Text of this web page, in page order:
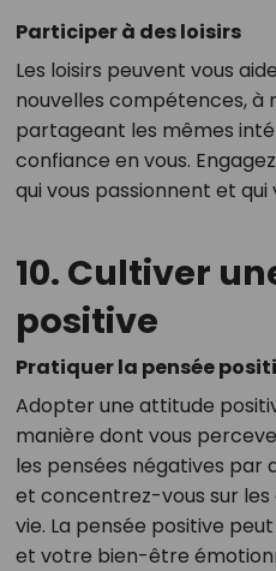
Participer à des loisirs
Les loisirs peuvent vous
nouvelles compétences,
partageant les mêmes
confiance en vous.
qui vous passionnent et
10. Cultiver
positive
Pratiquer la pensée
Adopter une attitude
manière dont vous
les pensées négatives par
et concentrez-vous sur
vie. La pensée positive
et votre bien-être